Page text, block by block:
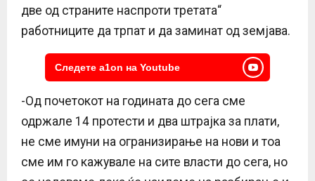
две од страните наспроти третата“
работниците да трпат и да заминат од земјава.
Следете a1on на Youtube
-Од почетокот на годината до сега сме
одржале 14 протести и два штрајка за плати,
не сме имуни на огранизирање на нови и тоа
сме им го кажувале на сите власти до сега, но